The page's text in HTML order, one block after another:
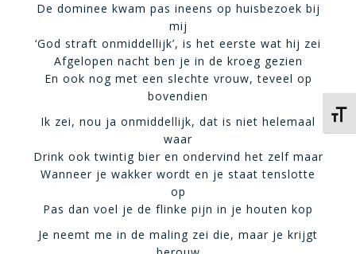
De dominee kwam pas ineens op huisbezoek bij
mij
‘God straft onmiddellijk’, is het eerste wat hij zei
Afgelopen nacht ben je in de kroeg gezien
En ook nog met een slechte vrouw, teveel op
bovendien
Ik zei, nou ja onmiddellijk, dat is niet helemaal
waar
Drink ook twintig bier en ondervind het zelf maar
Wanneer je wakker wordt en je staat tenslotte
op
Pas dan voel je de flinke pijn in je houten kop
Je neemt me in de maling zei die, maar je krijgt